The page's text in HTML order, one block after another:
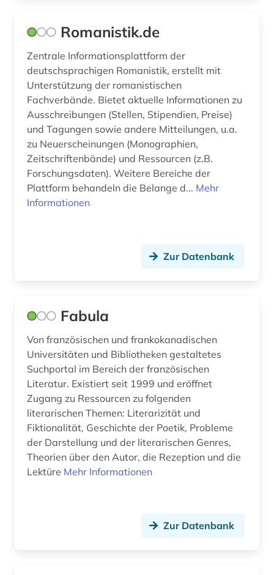
verlag (1)
vinck (1)
vogesen (1)
wirtschaft (2)
wissenschaftsgeschichte (1)
wörterbuch (18)
Romanistik.de
Zentrale Informationsplattform der
deutschsprachigen Romanistik, erstellt mit
Unterstützung der romanistischen
Fachverbände. Bietet aktuelle Informationen zu
Ausschreibungen (Stellen, Stipendien, Preise)
und Tagungen sowie andere Mitteilungen, u.a.
zu Neuerscheinungen (Monographien,
Zeitschriftenbände) und Ressourcen (z.B.
Forschungsdaten). Weitere Bereiche der
Plattform behandeln die Belange d... Mehr
Informationen
Zur Datenbank
Fabula
Von französischen und frankokanadischen
Universitäten und Bibliotheken gestaltetes
Suchportal im Bereich der französischen
Literatur. Existiert seit 1999 und eröffnet
Zugang zu Ressourcen zu folgenden
literarischen Themen: Literarizität und
Fiktionalität, Geschichte der Poetik, Probleme
der Darstellung und der literarischen Genres,
Theorien über den Autor, die Rezeption und die
Lektüre Mehr Informationen
Zur Datenbank